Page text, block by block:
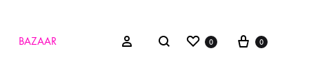
BAZAAR Sign inSearch Wishlist
0 Cart
0